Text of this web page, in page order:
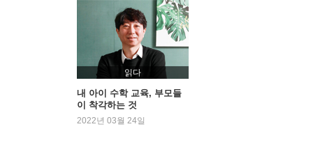
- 혼공을 완성하는 기술
Q&A 시험 성적을 결정하는 것
- 중고등을 내다보는 수준별 학습 로드맵
Q&A 학원을 보내야만 한다면
- 평범한 초등 4학년 아이, 이렇게 수학 심화 공부합
2부 아이의 공부를 돕는 초등수학 지도안
읽다
내 아이 수학 교육, 부모들
이 착각하는 것
2022년 03월 24일